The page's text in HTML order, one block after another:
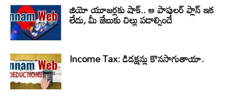
జియో యూజర్లకు షాక్.. ఆ పాపులర్ ప్లాన్ ఇక
లేదు, మీ జేబుకు చిల్లు పడాల్సిందే
Income Tax: డిడక్షన్లు కొనసాగుతాయా.